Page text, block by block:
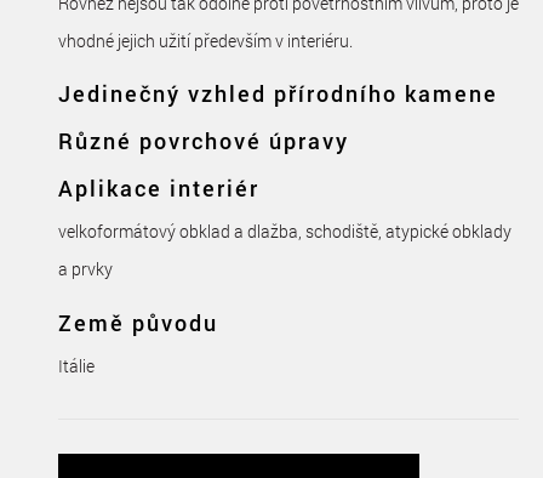
vhodné jejich užití především v interiéru.
Jedinečný vzhled přírodního kamene
Různé povrchové úpravy
Aplikace interiér
velkoformátový obklad a dlažba, schodiště, atypické obklady
a prvky
Země původu
Itálie